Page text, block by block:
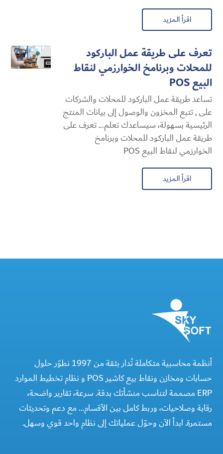
اقرأ المزيد
تعرف على طريقة عمل الباركود
للمحلات وبرنامخ الخوارزمي لنقاط
البيع POS
تساعد طريقة عمل الباركود للمحلات والشركات
على , تتبع المخزون والوصول إلى بيانات المنتج
الرئيسية بسهولة، سيساعدك تعلم... تعرف على
طريقة عمل الباركود للمحلات وبرنامخ
الخوارزمي لنقاط البيع POS
اقرأ المزيد
أنظمة محاسبية متكاملة تُدار بثقة من 1997 نطوّر حلول
حسابات ومخازن ونقاط بيع كاشير POS و نظام تخطيط الموارد
ERP مصممة لتناسب منشأتك بدقة. سرعة، تقارير واضحة،
رقابة وصلاحيات، وربط كامل بين الأقسام… مع دعم وتحديثات
مستمرة. ابدأ الآن وحوّل عملياتك إلى نظام واحد قوي وسهل.